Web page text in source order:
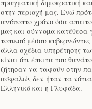
πραγματική δημοκρατική
στην περιοχή μας. Ενώ
ανύποπτο χρόνο όσα
μας και σύννομα κατέθεσα
τοπικού μέσου
άλλα σχέδια υπηρέτησης
είναι ότι έπειτα του
ζήτησαν να ταφούν στην
ασφαλώς δεν ήταν τα
Ελληνικό και η Γλυφάδα.